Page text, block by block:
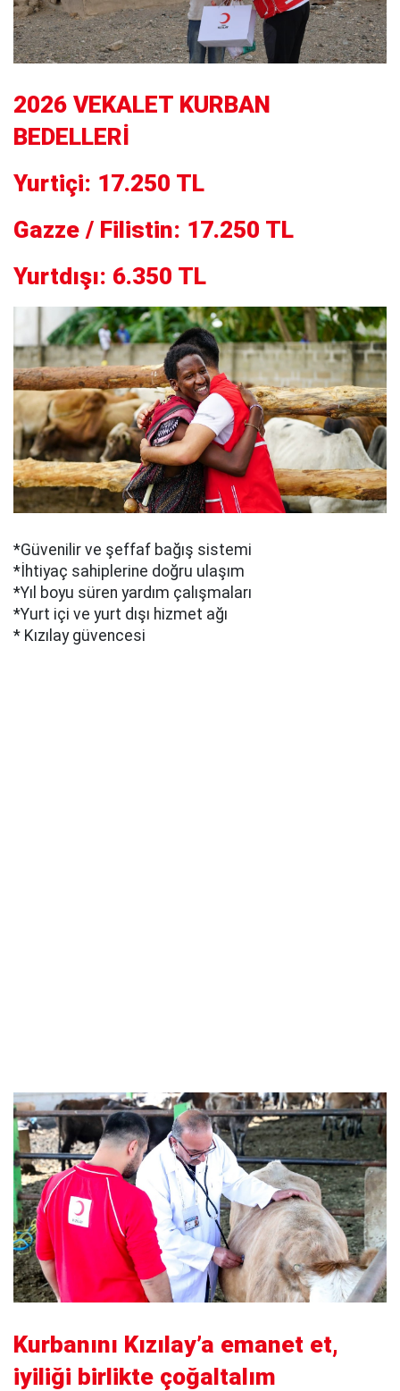
2026 VEKALET KURBAN
BEDELLERİ
Yurtiçi: 17.250 TL
Gazze / Filistin: 17.250 TL
Yurtdışı: 6.350 TL
*Güvenilir ve şeffaf bağış sistemi
*İhtiyaç sahiplerine doğru ulaşım
*Yıl boyu süren yardım çalışmaları
*Yurt içi ve yurt dışı hizmet ağı
* Kızılay güvencesi
Kurbanını Kızılay’a emanet et,
iyiliği birlikte çoğaltalım